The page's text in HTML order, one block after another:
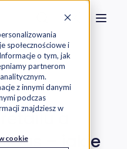
społecznościowe i
o tym, jak
partnerom
z innymi danymi
podczas
znajdziesz w
cookie
Szukaj na stronie
Skontaktuj
a
– jakie